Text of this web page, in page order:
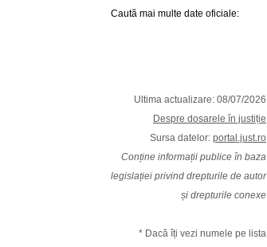
Caută mai multe date oficiale:
Ultima actualizare: 08/07/2026
Despre dosarele în justiție
Sursa datelor: portal.just.ro
Conține informații publice în baza
legislației privind drepturile de autor
și drepturile conexe
* Dacă îți vezi numele pe lista